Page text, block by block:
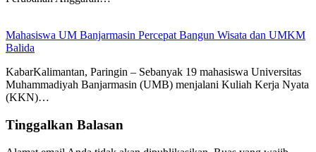
Mahasiswa UM Banjarmasin Percepat Bangun Wisata dan UMKM
Balida
KabarKalimantan, Paringin – Sebanyak 19 mahasiswa Universitas
Muhammadiyah Banjarmasin (UMB) menjalani Kuliah Kerja Nyata
(KKN)…
Tinggalkan Balasan